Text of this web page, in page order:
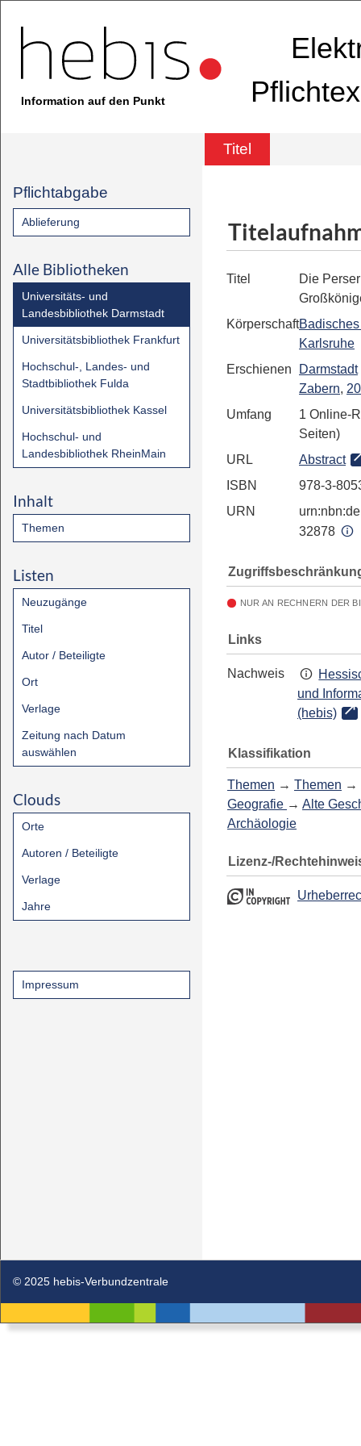
Information auf den Punkt
Titel
Pflichtabgabe
Ablieferung
Alle Bibliotheken
Universitäts- und
Landesbibliothek Darmstadt
Universitätsbibliothek Frankfurt
Hochschul-, Landes- und
Stadtbibliothek Fulda
Universitätsbibliothek Kassel
Hochschul- und
Landesbibliothek RheinMain
Inhalt
Themen
Listen
Neuzugänge
Titel
Autor / Beteiligte
Ort
Verlage
Zeitung nach Datum
auswählen
Clouds
Orte
Autoren / Beteiligte
Verlage
Jahre
Impressum
Titel Die Perser
Körperschaft
Karlsruhe
Erschienen
Darmstadt
Zabern,
Umfang
1 Online-
Seiten)
URL
Abstract
ISBN
978-3-
URN
32878
NUR AN RECHNERN DER
Links
Nachweis
und
(hebis)
Klassifikation
Themen → Themen →
Geografie → Alte
Archäologie
Lizenz-/
© 2025 hebis-Verbundzentrale